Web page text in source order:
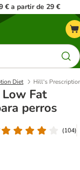
€ a partir de 29 €
Diet Hill's
Fat
perros
(104)